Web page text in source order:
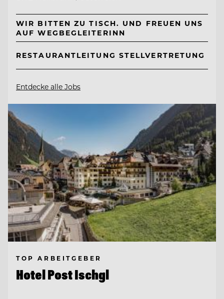
WIR BITTEN ZU TISCH. UND FREUEN UNS
AUF WEGBEGLEITERINN
RESTAURANTLEITUNG STELLVERTRETUNG
Entdecke alle Jobs
TOP ARBEITGEBER
Hotel Post Ischgl